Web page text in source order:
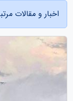
اخبار و مقالات